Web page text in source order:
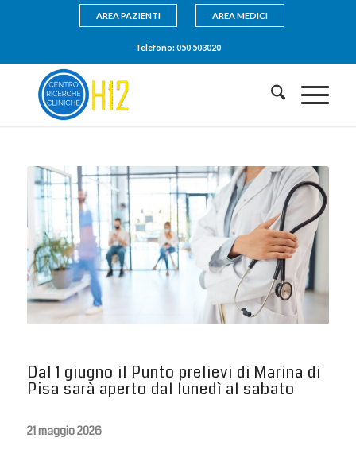
AREA PAZIENTI AREA MEDICI
Telefono:050 503020
Dal 1 giugno il Punto prelievi di Marina di
Pisa sarà aperto dal lunedì al sabato
21 maggio 2026